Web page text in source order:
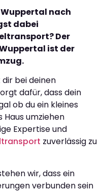
nach
dabei
Der
ist der
bei deinen
dafür, dass dein
ob du ein kleines
umziehen
Expertise und
zuverlässig zu
wir, dass ein
verbunden sein